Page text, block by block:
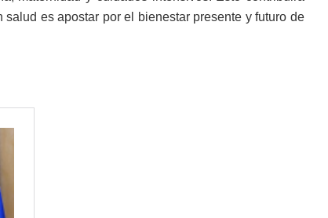
es apostar por el bienestar presente y futuro de